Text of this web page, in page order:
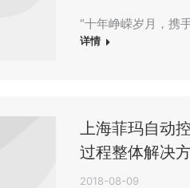
“十年峥嵘岁月，携
详情
上海菲玛自
过程整体解决
2018-08-09